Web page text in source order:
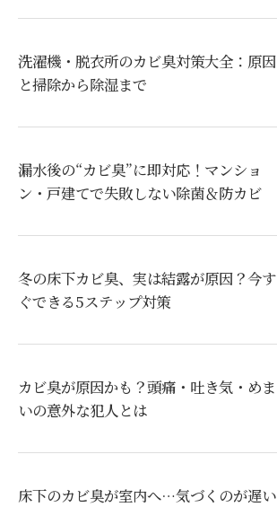
洗濯機・脱衣所のカビ臭対策大全：原因
と掃除から除湿まで
漏水後の“カビ臭”に即対応！マンショ
ン・戸建てで失敗しない除菌＆防カビ
冬の床下カビ臭、実は結露が原因？今す
ぐできる5ステップ対策
カビ臭が原因かも？頭痛・吐き気・めま
いの意外な犯人とは
床下のカビ臭が室内へ…気づくのが遅い